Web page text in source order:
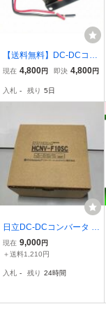
【送料無料】DC-DCコン
バーター 24V→13.8V 最
内蔵 車・トラック・船舶
現在 4,800円 即決 4,800円
入札 - 残り 5日
日立DC-DCコンバータ H
CNV-F10SC新品未使用品
現在 9,000円
＋送料1,210円
入札 - 残り 24時間